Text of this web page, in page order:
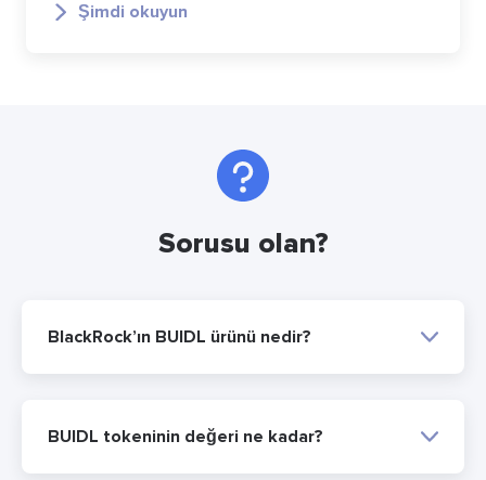
Şimdi okuyun
Sorusu olan?
BlackRock’ın BUIDL ürünü nedir?
BUIDL tokeninin değeri ne kadar?